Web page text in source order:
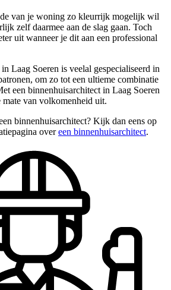
van je woning zo kleurrijk mogelijk wil
zelf daarmee aan de slag gaan. Toch
uit wanneer je dit aan een professional
Laag Soeren is veelal gespecialiseerd in
om zo tot een ultieme combinatie
een binnenhuisarchitect in Laag Soeren
mate van volkomenheid uit.
binnenhuisarchitect? Kijk dan eens op
overeen binnenhuisarchitect.